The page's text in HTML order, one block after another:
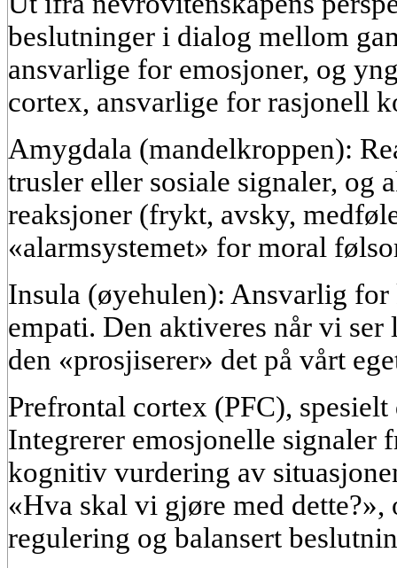
beslutninger i dialog mellom
ansvarlige for emosjoner, og
cortex, ansvarlige for rasjonell
Amygdala (mandelkroppen):
trusler eller sosiale signaler, og
reaksjoner (frykt, avsky,
«alarmsystemet» for moral
Insula (øyehulen): Ansvarlig
empati. Den aktiveres når vi ser
den «prosjiserer» det på vårt
Prefrontal cortex (PFC),
Integrerer emosjonelle signaler
kognitiv vurdering av
«Hva skal vi gjøre med
regulering og balansert